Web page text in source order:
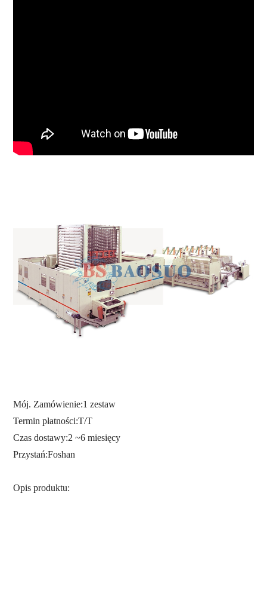
Mój. Zamówienie:1 zestaw
Termin płatności:T/T
Czas dostawy:2 ~6 miesięcy
Przystań:Foshan
Opis produktu: